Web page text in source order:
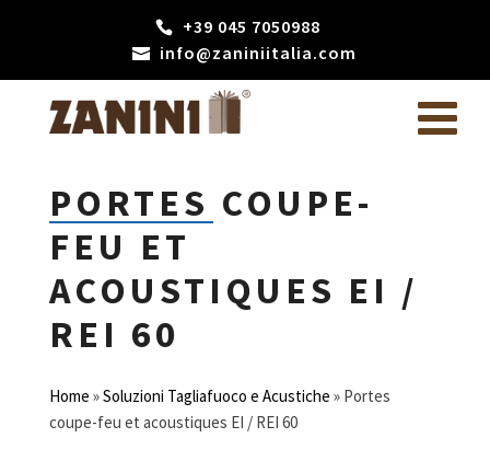
+39 045 7050988
info@zaniniitalia.com
PORTES COUPE-
FEU ET
ACOUSTIQUES EI /
REI 60
Home »Soluzioni Tagliafuoco e Acustiche » Portes
coupe-feu et acoustiques EI / REI 60